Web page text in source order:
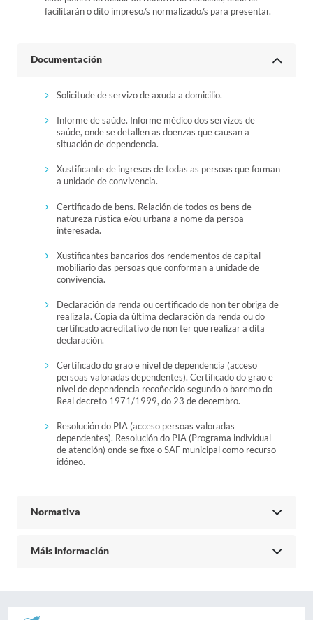
facilitarán o dito impreso/s normalizado/s para presentar.
Documentación
Solicitude de servizo de axuda a domicilio.
Informe de saúde. Informe médico dos servizos de
saúde, onde se detallen as doenzas que causan a
situación de dependencia.
Xustificante de ingresos de todas as persoas que forman
a unidade de convivencia.
Certificado de bens. Relación de todos os bens de
natureza rústica e/ou urbana a nome da persoa
interesada.
Xustificantes bancarios dos rendementos de capital
mobiliario das persoas que conforman a unidade de
convivencia.
Declaración da renda ou certificado de non ter obriga de
realizala. Copia da última declaración da renda ou do
certificado acreditativo de non ter que realizar a dita
declaración.
Certificado do grao e nivel de dependencia (acceso
persoas valoradas dependentes). Certificado do grao e
nivel de dependencia recoñecido segundo o baremo do
Real decreto 1971/1999, do 23 de decembro.
Resolución do PIA (acceso persoas valoradas
dependentes). Resolución do PIA (Programa individual
de atención) onde se fixe o SAF municipal como recurso
idóneo.
Normativa
Máis información